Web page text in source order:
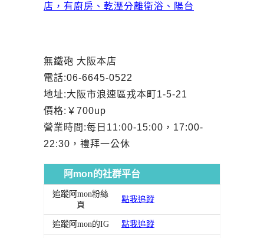
店，有廚房、乾溼分離衛浴、陽台
無鐵砲 大阪本店
電話:06-6645-0522
地址:大阪市浪速區戎本町1-5-21
價格: ￥ 700up
營業時間:每日11:00-15:00，17:00-
22:30，禮拜一公休
阿mon的社群平台
追蹤阿mon粉絲
頁
點我追蹤
追蹤阿mon的IG 點我追蹤